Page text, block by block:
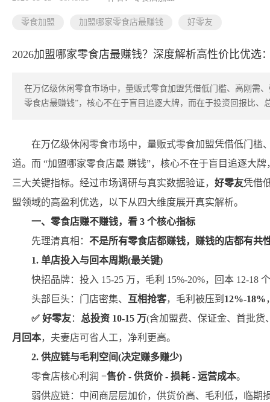
零食加盟 加盟哪家零食店最赚钱 好零友
2026加盟哪家零食店最赚钱？深度解析高性价比优选
在万亿级休闲零食市场中，量贩式零食加盟凭借低门槛、高刚需
零食店最赚钱”，核心不在于盲目追逐大牌，而在于投资回报比
在万亿级休闲零食市场中，量贩式零食加盟凭借低门槛
道。而 “加盟哪家零食店最 赚钱”，核心不在于盲目追逐大牌
三大关键指标。经过市场调研与真实数据验证， 好零友凭借
盟领域的高盈利优选，以下从四大维度展开真实解析。
一、零食店赚不赚钱，看 3 个核心指标
先理清真相： 不是所有零食店都赚钱，赚钱的店都有共
1. 单店投入与回本周期(最关键)
快招品牌：投入 15-25 万，毛利 15%-20%，回本 12-18
头部巨头：门店密集、
互相抢客，毛利被压到 12%-18%
✅ 好零友： 总投资 10-15 万(含加盟费、保证金、首批货
月回本，夫妻店可省人工，净利更高。
2. 供应链与毛利空间(决定赚多赚少)
零食店核心利润 =售价 - 供货价 - 损耗 - 运营成本。
弱供应链：中间商层层加价，供货价高、毛利低，临期